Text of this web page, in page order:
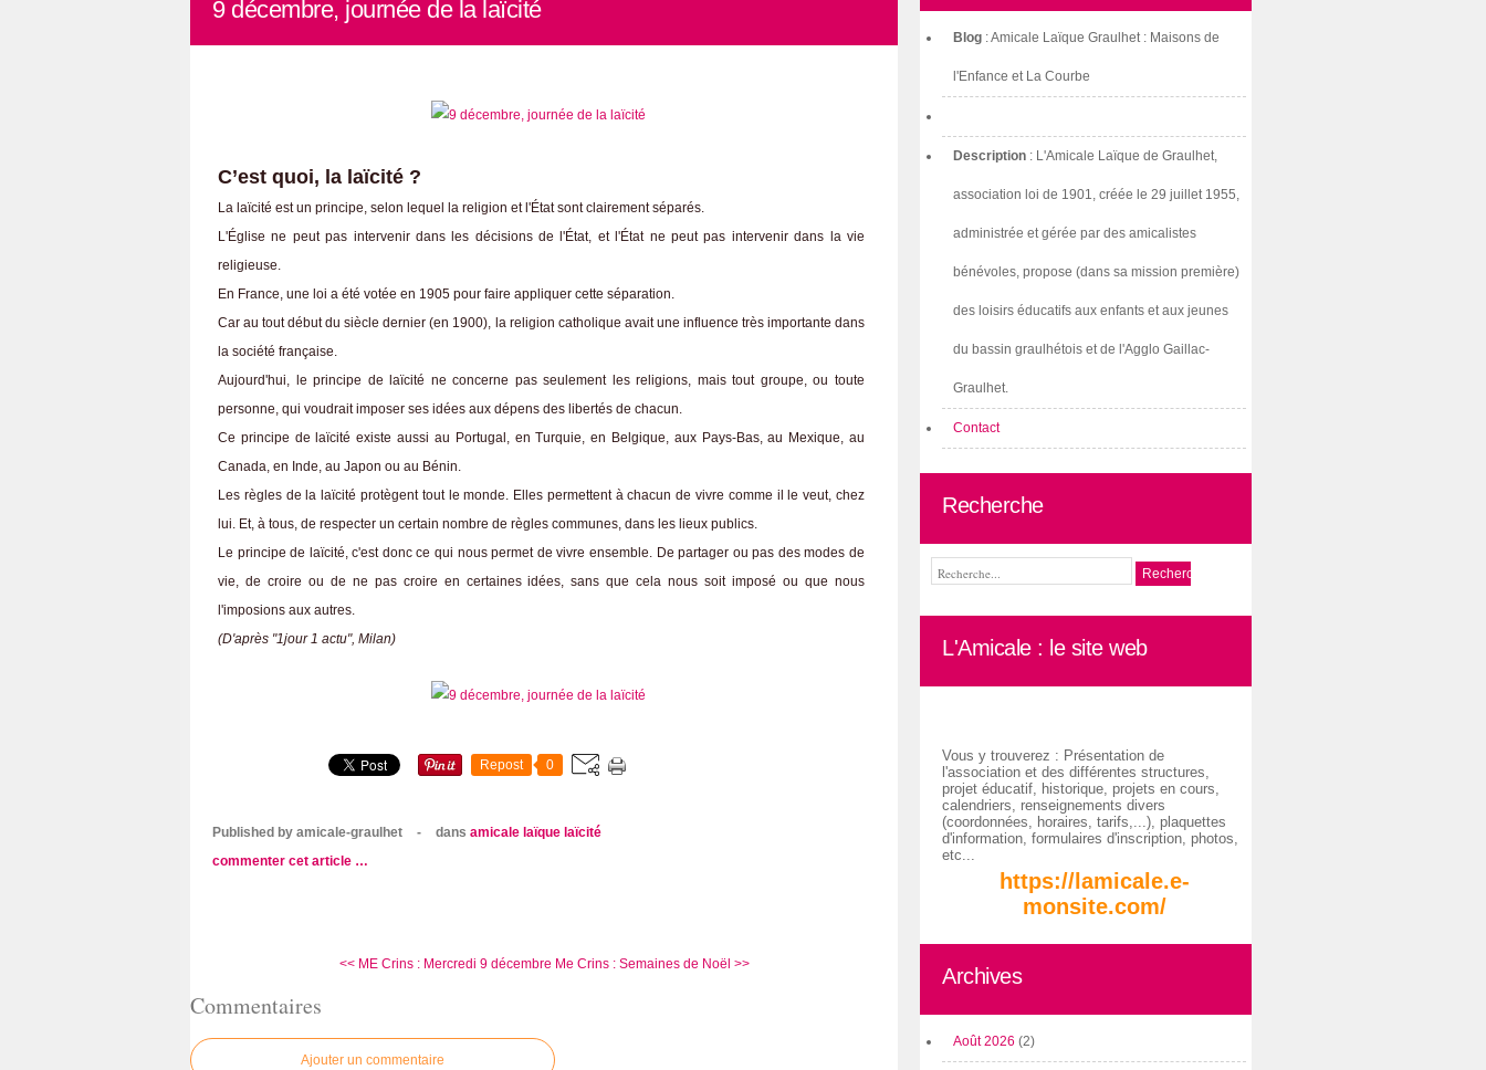
9 décembre, journée de la laïcité
C’est quoi, la laïcité ?
La laïcité est un principe, selon lequel la religion et l'État sont clairement séparés.
L'Église ne peut pas intervenir dans les décisions de l'État, et l'État ne peut pas intervenir dans la vie
religieuse.
En France, une loi a été votée en 1905 pour faire appliquer cette séparation.
Car au tout début du siècle dernier (en 1900), la religion catholique avait une influence très importante dans
la société française.
Aujourd'hui, le principe de laïcité ne concerne pas seulement les religions, mais tout groupe, ou toute
personne, qui voudrait imposer ses idées aux dépens des libertés de chacun.
Ce principe de laïcité existe aussi au Portugal, en Turquie, en Belgique, aux Pays-Bas, au Mexique, au
Canada, en Inde, au Japon ou au Bénin.
Les règles de la laïcité protègent tout le monde. Elles permettent à chacun de vivre comme il le veut, chez
lui. Et, à tous, de respecter un certain nombre de règles communes, dans les lieux publics.
Le principe de laïcité, c'est donc ce qui nous permet de vivre ensemble. De partager ou pas des modes de
vie, de croire ou de ne pas croire en certaines idées, sans que cela nous soit imposé ou que nous
l'imposions aux autres.
(D'après "1jour 1 actu", Milan)
Repost 0
Published by amicale-graulhet - dans amicale laïque laïcité
commenter cet article …
<< ME Crins : Mercredi 9 décembre Me Crins : Semaines de Noël >>
Commentaires
Ajouter un commentaire
Blog : Amicale Laïque Graulhet : Maisons de
l'Enfance et La Courbe
Description : L'Amicale Laïque de Graulhet,
association loi de 1901, créée le 29 juillet 1955,
administrée et gérée par des amicalistes
bénévoles, propose (dans sa mission première)
des loisirs éducatifs aux enfants et aux jeunes
du bassin graulhétois et de l'Agglo Gaillac-
Graulhet.
Contact
Recherche
L'Amicale : le site web
Vous y trouverez : Présentation de
l'association et des différentes structures,
projet éducatif, historique, projets en cours,
calendriers, renseignements divers
(coordonnées, horaires, tarifs,...), plaquettes
d'information, formulaires d'inscription, photos,
etc...
https://lamicale.e-
monsite.com/
Archives
Août 2026 (2)